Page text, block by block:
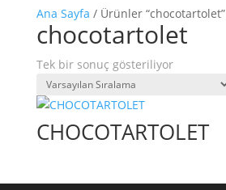
Ana Sayfa / Ürünler
chocotartolet
Tek bir sonuç gösteriliyor
CHOCOTARTOLET